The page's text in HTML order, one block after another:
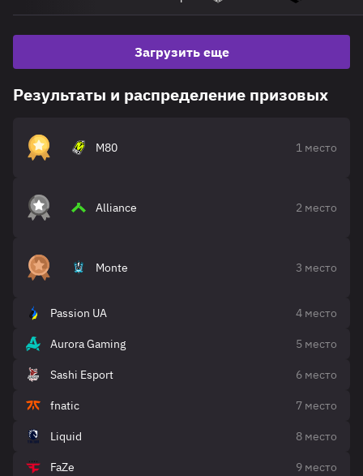
Загрузить еще
Результаты и распределение призовых
M80 1 место
Alliance 2 место
Monte 3 место
Passion UA 4 место
Aurora Gaming 5 место
Sashi Esport 6 место
fnatic 7 место
Liquid 8 место
FaZe 9 место